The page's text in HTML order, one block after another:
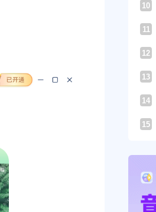
10
11
12
13
14
15